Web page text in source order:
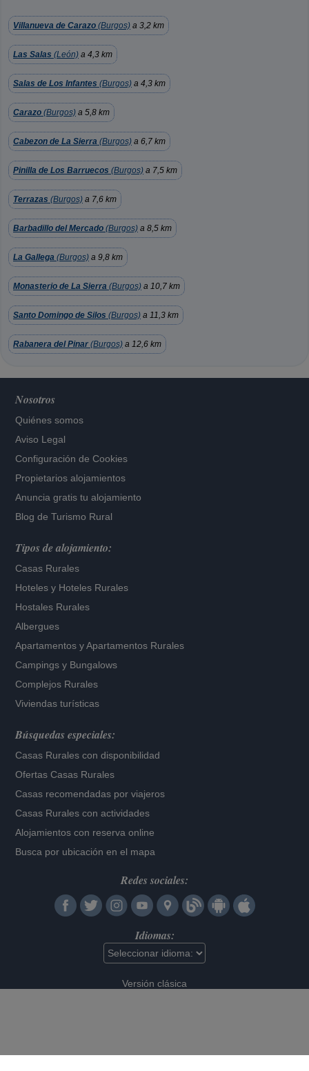
Villanueva de Carazo (Burgos) a 3,2 km
Las Salas (León) a 4,3 km
Salas de Los Infantes (Burgos) a 4,3 km
Carazo (Burgos) a 5,8 km
Cabezon de La Sierra (Burgos) a 6,7 km
Pinilla de Los Barruecos (Burgos) a 7,5 km
Terrazas (Burgos) a 7,6 km
Barbadillo del Mercado (Burgos) a 8,5 km
La Gallega (Burgos) a 9,8 km
Monasterio de La Sierra (Burgos) a 10,7 km
Santo Domingo de Silos (Burgos) a 11,3 km
Rabanera del Pinar (Burgos) a 12,6 km
Nosotros
Quiénes somos
Aviso Legal
Configuración de Cookies
Propietarios alojamientos
Anuncia gratis tu alojamiento
Blog de Turismo Rural
Tipos de alojamiento:
Casas Rurales
Hoteles y Hoteles Rurales
Hostales Rurales
Albergues
Apartamentos yApartamentos Rurales
Campings y Bungalows
Complejos Rurales
Viviendas turísticas
Búsquedas especiales:
Casas Rurales con disponibilidad
Ofertas Casas Rurales
Casas recomendadas por viajeros
Casas Rurales con actividades
Alojamientos con reserva online
Busca por ubicación en el mapa
Redes sociales:
Idiomas:
Versión clásica